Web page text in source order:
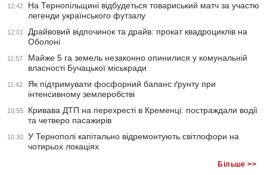
12:42
На Тернопільщині відбудеться товариський матч за участю
легенди українського футзалу
12:01
Драйвовий відпочинок та драйв: прокат квадроциклів на
Оболоні
11:57
Майже 5 га земель незаконно опинилися у комунальній
власності Бучацької міськради
11:42
Як підтримувати фосфорний баланс ґрунту при
інтенсивному землеробстві
10:55
Кривава ДТП на перехресті в Кременці: постраждали водії
та четверо пасажирів
10:30
У Тернополі капітально відремонтують світлофори на
чотирьох локаціях
Більше >>